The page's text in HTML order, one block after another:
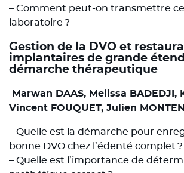
– Comment peut-on transmettre
laboratoire ?
Gestion de la DVO et
implantaires de grande
démarche thérapeutique
Marwan DAAS, Melissa BADEDJI,
Vincent FOUQUET, Julien
– Quelle est la démarche pour
bonne DVO chez l’édenté complet ?
– Quelle est l’importance de